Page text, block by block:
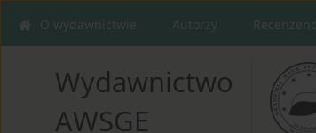
O wydawnictwie Autorzy Recenzenci
Wydawnictwo
AWSGE